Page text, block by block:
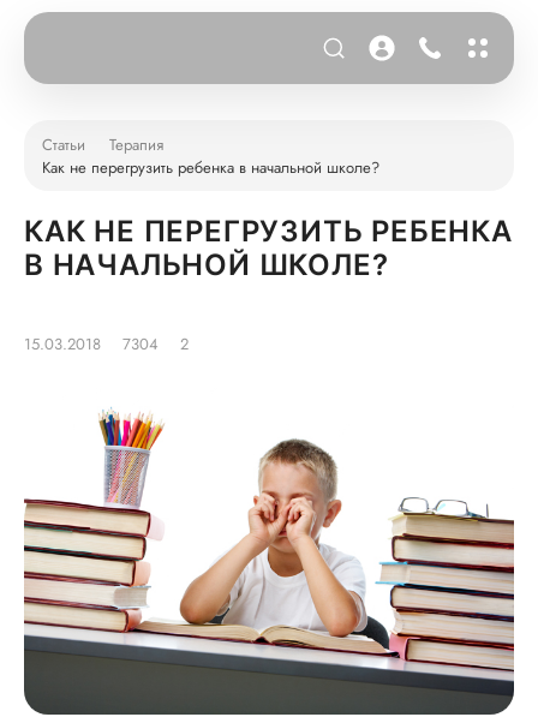
Статьи
Терапия
Как не перегрузить ребенка в начальной школе?
КАК НЕ ПЕРЕГРУЗИТЬ РЕБЕНКА
В НАЧАЛЬНОЙ ШКОЛЕ?
15.03.2018 7304 2